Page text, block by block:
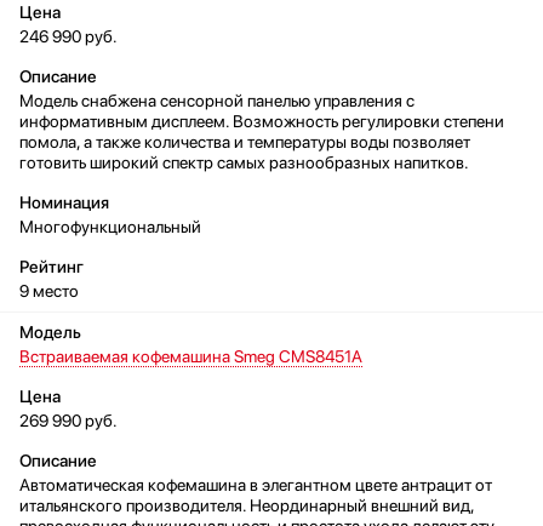
246 990 руб.
Модель снабжена сенсорной панелью управления с
информативным дисплеем. Возможность регулировки степени
помола, а также количества и температуры воды позволяет
готовить широкий спектр самых разнообразных напитков.
Многофункциональный
9 место
Встраиваемая кофемашина Smeg CMS8451A
269 990 руб.
Автоматическая кофемашина в элегантном цвете антрацит от
итальянского производителя. Неординарный внешний вид,